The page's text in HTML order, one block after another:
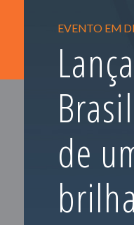
EVENTO EM
de